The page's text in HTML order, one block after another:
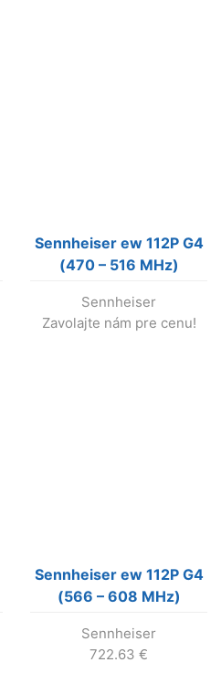
Sennheiser ew 112P G4
(470 – 516 MHz)
klopovým mikrof.
(nevyrába sa !)
Sennheiser
Zavolajte nám pre cenu!
Sennheiser ew 112P G4
(566 – 608 MHz)
set s klopovým
mikrofónom
Sennheiser
722.63 €